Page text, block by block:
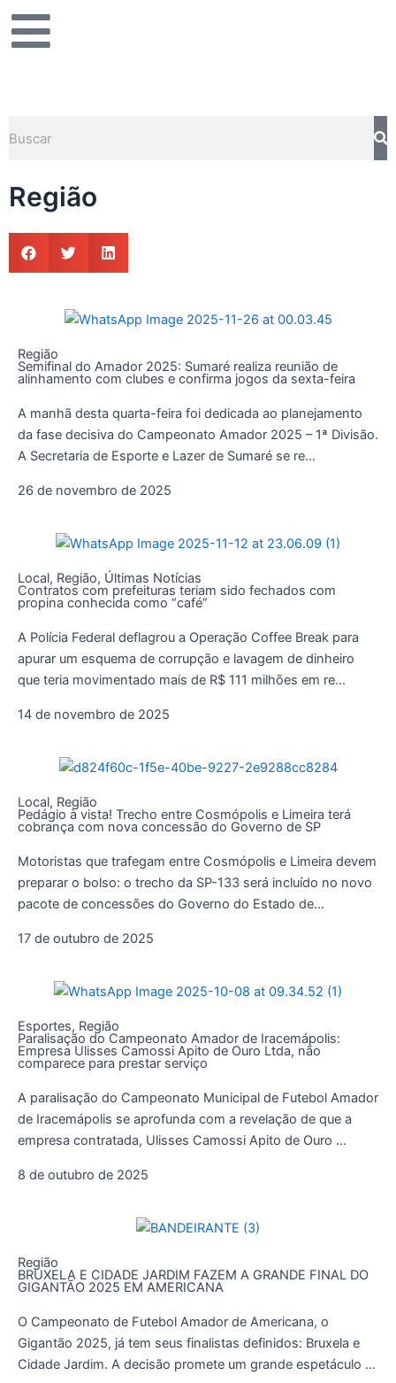
para
Região
Região
Semifinal do Amador 2025: Sumaré realiza reunião de
alinhamento com clubes e confirma jogos da sexta-feira
A manhã desta quarta-feira foi dedicada ao planejamento
da fase decisiva do Campeonato Amador 2025 – 1ª Divisão.
A Secretaria de Esporte e Lazer de Sumaré se re...
26 de novembro de 2025
Local, Região, Últimas Notícias
Contratos com prefeituras teriam sido fechados com
propina conhecida como “café”
A Polícia Federal deflagrou a Operação Coffee Break para
apurar um esquema de corrupção e lavagem de dinheiro
que teria movimentado mais de R$ 111 milhões em re...
14 de novembro de 2025
Local, Região
Pedágio à vista! Trecho entre Cosmópolis e Limeira terá
cobrança com nova concessão do Governo de SP
Motoristas que trafegam entre Cosmópolis e Limeira devem
preparar o bolso: o trecho da SP-133 será incluído no novo
pacote de concessões do Governo do Estado de...
17 de outubro de 2025
Esportes, Região
Paralisação do Campeonato Amador de Iracemápolis:
Empresa Ulisses Camossi Apito de Ouro Ltda, não
comparece para prestar serviço
A paralisação do Campeonato Municipal de Futebol Amador
de Iracemápolis se aprofunda com a revelação de que a
empresa contratada, Ulisses Camossi Apito de Ouro ...
8 de outubro de 2025
Região
BRUXELA E CIDADE JARDIM FAZEM A GRANDE FINAL DO
GIGANTÃO 2025 EM AMERICANA
O Campeonato de Futebol Amador de Americana, o
Gigantão 2025, já tem seus finalistas definidos: Bruxela e
Cidade Jardim. A decisão promete um grande espetáculo ...